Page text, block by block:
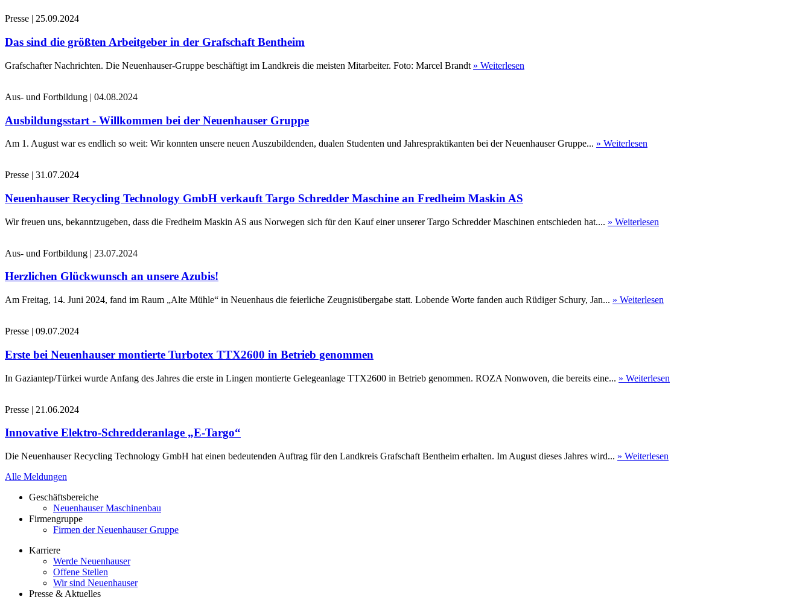
Presse | 25.09.2024
Das sind die größten Arbeitgeber in der Grafschaft Bentheim
Grafschafter Nachrichten. Die Neuenhauser-Gruppe beschäftigt im Landkreis die meisten Mitarbeiter. Foto: Marcel Brandt » Weiterlesen
Aus- und Fortbildung | 04.08.2024
Ausbildungsstart - Willkommen bei der Neuenhauser Gruppe
Am 1. August war es endlich so weit: Wir konnten unsere neuen Auszubildenden, dualen Studenten und Jahrespraktikanten bei der Neuenhauser Gruppe... » Weiterlesen
Presse | 31.07.2024
Neuenhauser Recycling Technology GmbH verkauft Targo Schredder Maschine an Fredheim Maskin AS
Wir freuen uns, bekanntzugeben, dass die Fredheim Maskin AS aus Norwegen sich für den Kauf einer unserer Targo Schredder Maschinen entschieden hat.... » Weiterlesen
Aus- und Fortbildung | 23.07.2024
Herzlichen Glückwunsch an unsere Azubis!
Am Freitag, 14. Juni 2024, fand im Raum „Alte Mühle“ in Neuenhaus die feierliche Zeugnisübergabe statt. Lobende Worte fanden auch Rüdiger Schury, Jan... » Weiterlesen
Presse | 09.07.2024
Erste bei Neuenhauser montierte Turbotex TTX2600 in Betrieb genommen
In Gaziantep/Türkei wurde Anfang des Jahres die erste in Lingen montierte Gelegeanlage TTX2600 in Betrieb genommen. ROZA Nonwoven, die bereits eine... » Weiterlesen
Presse | 21.06.2024
Innovative Elektro-Schredderanlage „E-Targo“
Die Neuenhauser Recycling Technology GmbH hat einen bedeutenden Auftrag für den Landkreis Grafschaft Bentheim erhalten. Im August dieses Jahres wird... » Weiterlesen
Alle Meldungen
Geschäftsbereiche
Neuenhauser Maschinenbau
Firmengruppe
Firmen der Neuenhauser Gruppe
Karriere
Werde Neuenhauser
Offene Stellen
Wir sind Neuenhauser
Presse & Aktuelles